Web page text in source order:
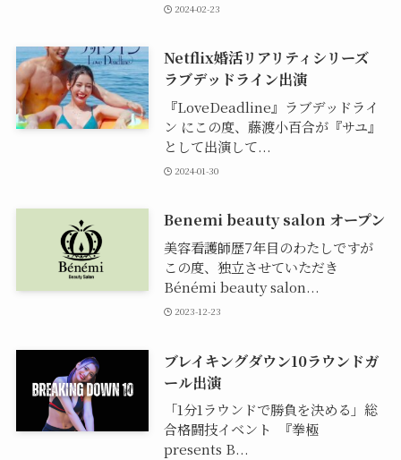
2024-02-23
Netflix婚活リアリティシリーズ
ラブデッドライン出演
『LoveDeadline』ラブデッドライ
ン にこの度、藤渡小百合が『サユ』
として出演して...
2024-01-30
Benemi beauty salon オープン
美容看護師歴7年目のわたしですが
この度、独立させていただき
Bénémi beauty salon...
2023-12-23
ブレイキングダウン10ラウンドガ
ール出演
「1分1ラウンドで勝負を決める」総
合格闘技イベント 『拳極
presents B...